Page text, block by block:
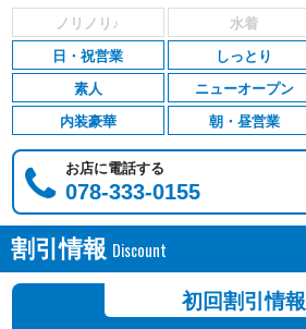
日・祝営業
しっとり
素人
ニューオープン
内装豪華
朝・昼営業
お店に電話する
078-333-0155
割引情報
初回割引情報